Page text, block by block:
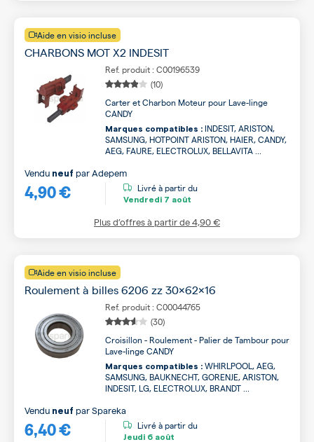
Aide en visio incluse
CHARBONS MOT X2 INDESIT
Ref. produit : C00196539
(10)
Carter et Charbon Moteur pour Lave-linge
CANDY
Marques compatibles : INDESIT, ARISTON,
SAMSUNG, HOTPOINT ARISTON, HAIER, CANDY,
AEG, FAURE, ELECTROLUX, BELLAVITA ...
4,90 €
Vendu neuf parAdepem
Livré à partir du
Vendredi 7 août
Plus d’offres à partir de4,90 €
Aide en visio incluse
Roulement à billes 6206 zz 30x62x16
Ref. produit : C00044765
(30)
Croisillon - Roulement - Palier de Tambour pour
Lave-linge CANDY
Marques compatibles : WHIRLPOOL, AEG,
SAMSUNG, BAUKNECHT, GORENJE, ARISTON,
INDESIT, LG, ELECTROLUX, BRANDT ...
6,40 €
Vendu neuf parSpareka
Livré à partir du
Jeudi 6 août